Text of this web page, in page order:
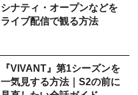
シナティ・オープンなどを
ライブ配信で観る方法
『VIVANT』第1シーズンを
一気見する方法｜S2の前に